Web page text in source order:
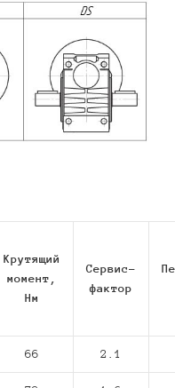
Крутящий
момент,
Нм
Сервис-
фактор
66 2.1